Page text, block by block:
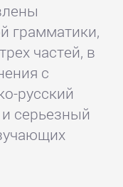
грамматики,
частей, в
с
русский
серьезный